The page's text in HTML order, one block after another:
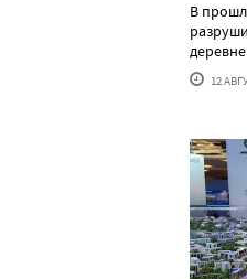
В
12